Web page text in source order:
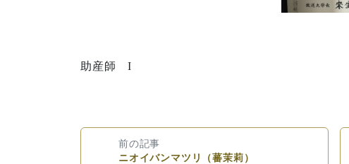
助産師 I
前の記事
ニオイバンマツリ（蕃茉莉）